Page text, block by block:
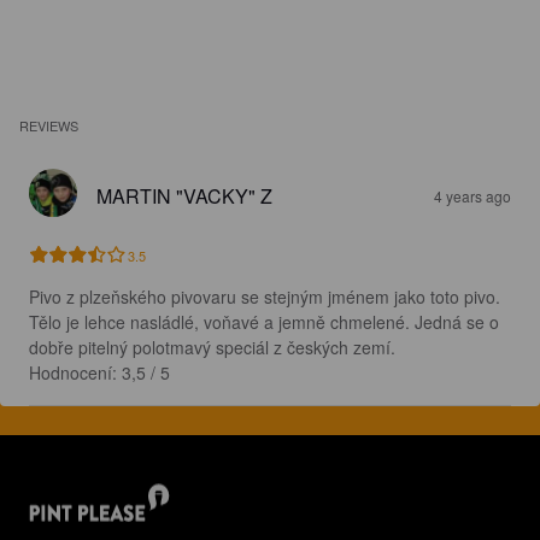
REVIEWS
MARTIN "VACKY" Z 4 years ago
3.5
Pivo z plzeňského pivovaru se stejným jménem jako toto pivo.
Tělo je lehce nasládlé, voňavé a jemně chmelené. Jedná se o
dobře pitelný polotmavý speciál z českých zemí.
Hodnocení: 3,5 / 5